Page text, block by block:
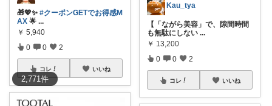
2,771件
🎁💖✨ #クーポンGETでお得感M
AX 🌟 ...
￥ 5,940
0 0 2
コレ いいね
Kau_tya
【「ながら美容」で、隙間時間
も無駄にしない ...
￥ 13,200
0 0 2
コレ いいね